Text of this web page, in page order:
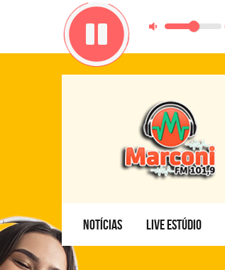
NOTÍCIAS LIVE ESTÚDIO